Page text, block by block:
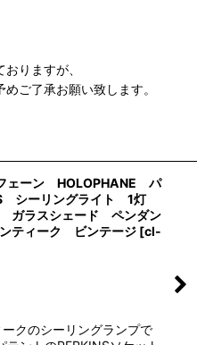
りますが、
ご了承お願い致します。
ェーン HOLOPHANE パ
シーリングライト 1灯
ガラスシェード ペンダン
ティーク ビンテージ [cl-
クのシーリングランプで